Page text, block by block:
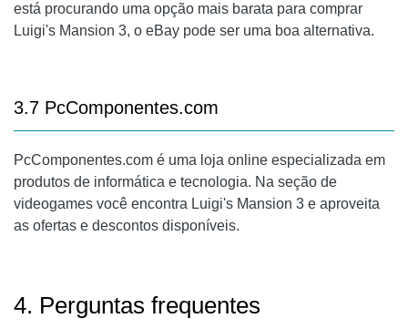
está procurando uma opção mais barata para comprar
Luigi's Mansion 3, o eBay pode ser uma boa alternativa.
3.7 PcComponentes.com
PcComponentes.com é uma loja online especializada em
produtos de informática e tecnologia. Na seção de
videogames você encontra Luigi's Mansion 3 e aproveita
as ofertas e descontos disponíveis.
4. Perguntas frequentes